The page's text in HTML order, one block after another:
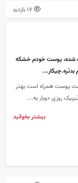
17 بازدید
شده، پوست خودم خشکه
بدتره.چیکار...
پوست همراه است بهتر
بیشتر بخوانید